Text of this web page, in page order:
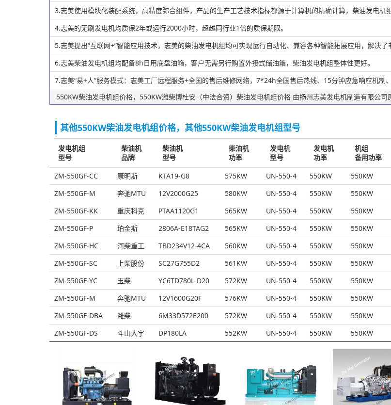
3.志美使用模块化装配系统，高精度弥合组件，产品的生产工艺技术指标都源于计算机的精确计算，柴油发电机
4.志美的无刷发电机均质保2年或运行2000小时，超越同行业1倍的质保期限。
5.志美提出“互联网+”智能应用技术，志美的柴油发电机组均可实现运行自动化、兼容各种智能拓展应用，解决了
6.志美柴油发电机组均配备8h日用底盘油箱，客户无需另行购置外接式储油箱，柴油发电机组整体性更好。
7.志美“易+人”服务模式：志美工厂远程服务+全国的售后维修网络，7*24h全国售后热线、15分钟应急响应机制
550KW柴油发电机组价格，550KW潍柴博杜安（中法合资）柴油发电机组价格 由扬州志美发电机制造有限公司
其他550KW柴油发电机组价格，其他550KW柴油发电机组型号
发电机组
型号
柴油机
品牌
柴油机
型号
柴油机
功率
发电机
型号
发电机
功率
机组
备用功率
ZM-550GF-CC 康明斯 KTA19-G8 575KW UN-550-4 550KW 550KW
ZM-550GF-M
奔驰MTU 12V2000G25 580KW UN-550-4 550KW 550KW
ZM-550GF-KK
重庆科克 PTAA1120G1 565KW UN-550-4 550KW 550KW
ZM-550GF-P
珀金斯 2806A-E18TAG2 565KW UN-550-4 550KW 550KW
ZM-550GF-HC
河柴重工 TBD234V12-4CA 560KW UN-550-4 550KW 550KW
ZM-550GF-SC
上柴股份 SC27G755D2 561KW UN-550-4 550KW 550KW
ZM-550GF-YC
玉柴 YC6TD780L-D20 572KW UN-550-4 550KW 550KW
ZM-550GF-M
奔驰MTU 12V1600G20F 576KW UN-550-4 550KW 550KW
ZM-550GF-DBA
潍柴 6M33D572E200 572KW UN-550-4 550KW 550KW
ZM-550GF-DS
斗山大宇 DP180LA 552KW UN-550-4 550KW 550KW